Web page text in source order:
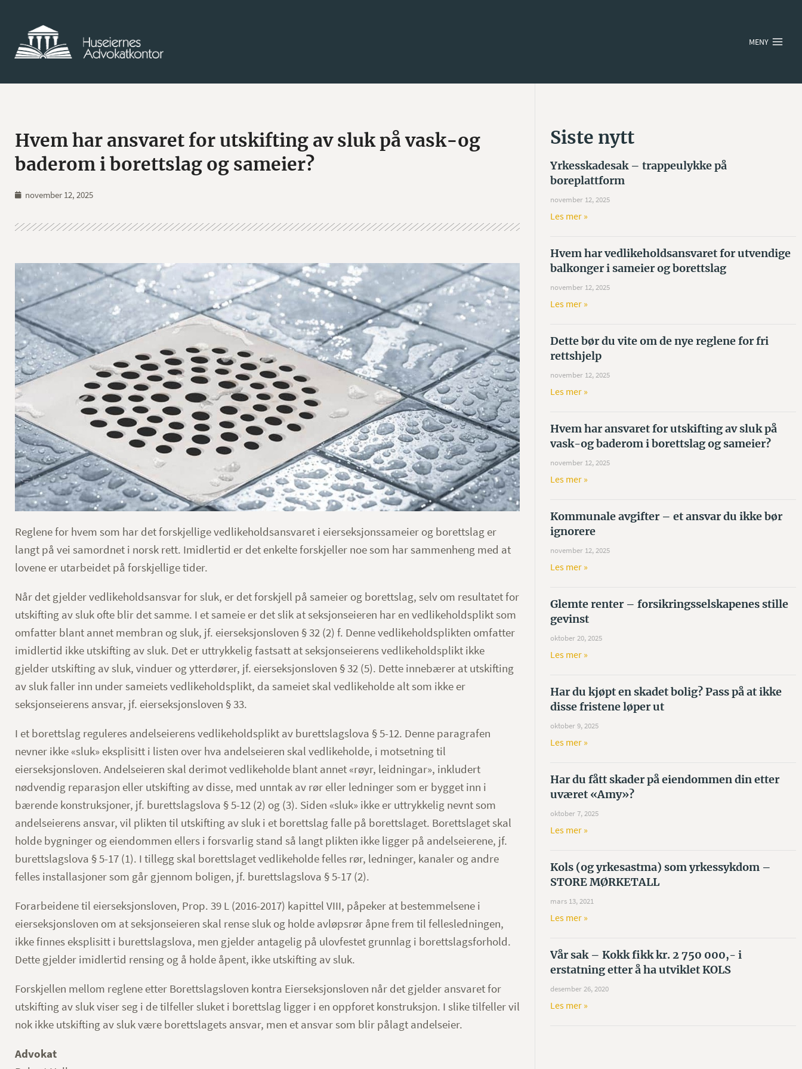
MENY
Hvem har ansvaret for utskifting av sluk på vask-og
baderom i borettslag og sameier?
november 12, 2025
Reglene for hvem som har det forskjellige vedlikeholdsansvaret i eierseksjonssameier og borettslag er
langt på vei samordnet i norsk rett. Imidlertid er det enkelte forskjeller noe som har sammenheng med at
lovene er utarbeidet på forskjellige tider.
Når det gjelder vedlikeholdsansvar for sluk, er det forskjell på sameier og borettslag, selv om resultatet for
utskifting av sluk ofte blir det samme. I et sameie er det slik at seksjonseieren har en vedlikeholdsplikt som
omfatter blant annet membran og sluk, jf. eierseksjonsloven § 32 (2) f. Denne vedlikeholdsplikten omfatter
imidlertid ikke utskifting av sluk. Det er uttrykkelig fastsatt at seksjonseierens vedlikeholdsplikt ikke
gjelder utskifting av sluk, vinduer og ytterdører, jf. eierseksjonsloven § 32 (5). Dette innebærer at utskifting
av sluk faller inn under sameiets vedlikeholdsplikt, da sameiet skal vedlikeholde alt som ikke er
seksjonseierens ansvar, jf. eierseksjonsloven § 33.
I et borettslag reguleres andelseierens vedlikeholdsplikt av burettslagslova § 5-12. Denne paragrafen
nevner ikke «sluk» eksplisitt i listen over hva andelseieren skal vedlikeholde, i motsetning til
eierseksjonsloven. Andelseieren skal derimot vedlikeholde blant annet «røyr, leidningar», inkludert
nødvendig reparasjon eller utskifting av disse, med unntak av rør eller ledninger som er bygget inn i
bærende konstruksjoner, jf. burettslagslova § 5-12 (2) og (3). Siden «sluk» ikke er uttrykkelig nevnt som
andelseierens ansvar, vil plikten til utskifting av sluk i et borettslag falle på borettslaget. Borettslaget skal
holde bygninger og eiendommen ellers i forsvarlig stand så langt plikten ikke ligger på andelseierene, jf.
burettslagslova § 5-17 (1). I tillegg skal borettslaget vedlikeholde felles rør, ledninger, kanaler og andre
felles installasjoner som går gjennom boligen, jf. burettslagslova § 5-17 (2).
Forarbeidene til eierseksjonsloven, Prop. 39 L (2016-2017) kapittel VIII, påpeker at bestemmelsene i
eierseksjonsloven om at seksjonseieren skal rense sluk og holde avløpsrør åpne frem til fellesledningen,
ikke finnes eksplisitt i burettslagslova, men gjelder antagelig på ulovfestet grunnlag i borettslagsforhold.
Dette gjelder imidlertid rensing og å holde åpent, ikke utskifting av sluk.
Forskjellen mellom reglene etter Borettslagsloven kontra Eierseksjonsloven når det gjelder ansvaret for
utskifting av sluk viser seg i de tilfeller sluket i borettslag ligger i en oppforet konstruksjon. I slike tilfeller vil
nok ikke utskifting av sluk være borettslagets ansvar, men et ansvar som blir pålagt andelseier.
Advokat
Siste nytt
Yrkesskadesak – trappeulykke på
boreplattform
november 12, 2025
Les mer »
Hvem har vedlikeholdsansvaret for utvendige
balkonger i sameier og borettslag
november 12, 2025
Les mer »
Dette bør du vite om de nye reglene for fri
rettshjelp
november 12, 2025
Les mer »
Hvem har ansvaret for utskifting av sluk på
vask-og baderom i borettslag og sameier?
november 12, 2025
Les mer »
Kommunale avgifter – et ansvar du ikke bør
ignorere
november 12, 2025
Les mer »
Glemte renter – forsikringsselskapenes stille
gevinst
oktober 20, 2025
Les mer »
Har du kjøpt en skadet bolig? Pass på at ikke
disse fristene løper ut
oktober 9, 2025
Les mer »
Har du fått skader på eiendommen din etter
uværet «Amy»?
oktober 7, 2025
Les mer »
Kols (og yrkesastma) som yrkessykdom –
STORE MØRKETALL
mars 13, 2021
Les mer »
Vår sak – Kokk fikk kr. 2 750 000,- i
erstatning etter å ha utviklet KOLS
desember 26, 2020
Les mer »